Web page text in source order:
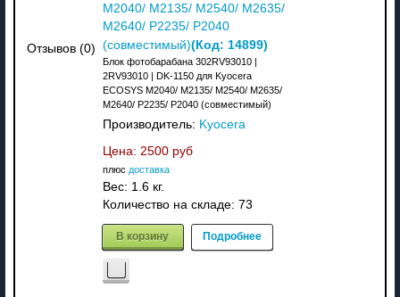
Отзывов (0)
M2040/ M2135/ M2540/ M2635/
M2640/ P2235/ P2040
(совместимый)(Код: 14899)
Блок фотобарабана 302RV93010 |
2RV93010 | DK-1150 для Kyocera
ECOSYS M2040/ M2135/ M2540/ M2635/
M2640/ P2235/ P2040 (совместимый)
Производитель: Kyocera
Цена: 2500 руб
плюс доставка
Вес: 1.6 кг.
Количество на складе: 73
В корзину Подробнее